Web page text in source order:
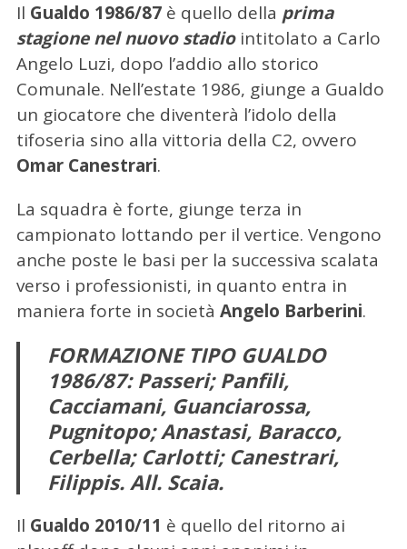
Il Gualdo 1986/87è quello della prima
stagione nel nuovo stadiointitolato a Carlo
Angelo Luzi, dopo l’addio allo storico
Comunale. Nell’estate 1986, giunge a Gualdo
un giocatore che diventerà l’idolo della
tifoseria sino alla vittoria della C2, ovvero
Omar Canestrari.
La squadra è forte, giunge terza in
campionato lottando per il vertice. Vengono
anche poste le basi per la successiva scalata
verso i professionisti, in quanto entra in
maniera forte in società Angelo Barberini.
FORMAZIONE TIPO GUALDO
1986/87: Passeri; Panfili,
Cacciamani, Guanciarossa,
Pugnitopo; Anastasi, Baracco,
Cerbella; Carlotti; Canestrari,
Filippis. All. Scaia.
Il Gualdo 2010/11 è quello del ritorno ai